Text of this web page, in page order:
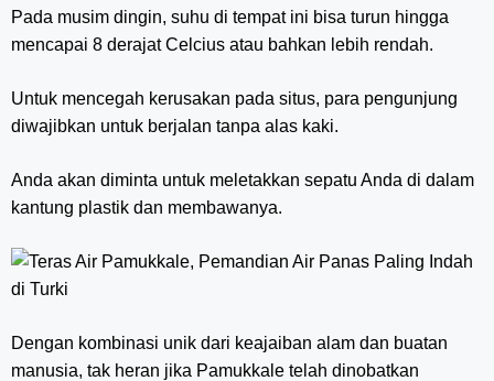
Pada musim dingin, suhu di tempat ini bisa turun hingga
mencapai 8 derajat Celcius atau bahkan lebih rendah.
Untuk mencegah kerusakan pada situs, para pengunjung
diwajibkan untuk berjalan tanpa alas kaki.
Anda akan diminta untuk meletakkan sepatu Anda di dalam
kantung plastik dan membawanya.
Dengan kombinasi unik dari keajaiban alam dan buatan
manusia, tak heran jika Pamukkale telah dinobatkan